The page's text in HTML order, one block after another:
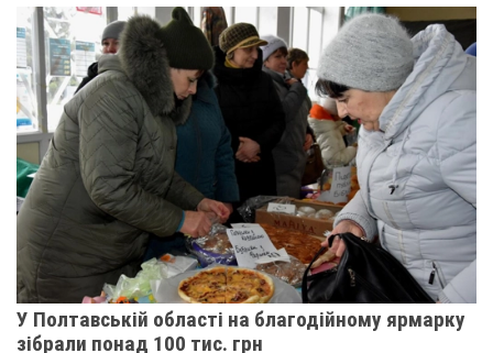
У Полтавській області на благодійному ярмарку
зібрали понад 100 тис. грн